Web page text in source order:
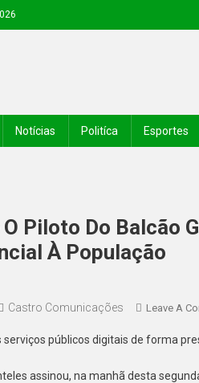
Notícias Politíca Esportes
Piloto Do Balcão
À População
Castro Comunicações Leave A
públicos digitais de forma
assinou, na manhã desta